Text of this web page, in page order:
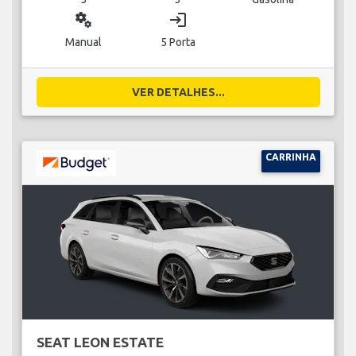
miscellaneous_services
Manual
login
5 Porta
VER DETALHES...
CARRINHA
SEAT LEON ESTATE